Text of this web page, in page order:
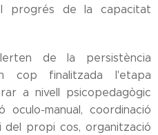
progrés de la capacitat
de la persistència
cop finalitzada l'etapa
a nivell psicopedagògic
oculo-manual, coordinació
del propi cos, organització